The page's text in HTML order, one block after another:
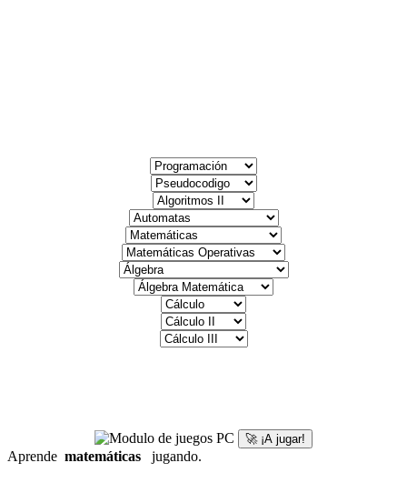
🚀 ¡A jugar!
Aprende matemáticas jugando.